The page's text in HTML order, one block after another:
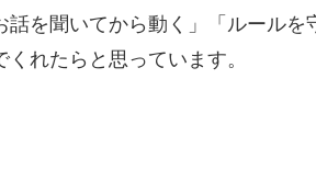
を聞いてから動く」「ルールを
れたらと思っています。